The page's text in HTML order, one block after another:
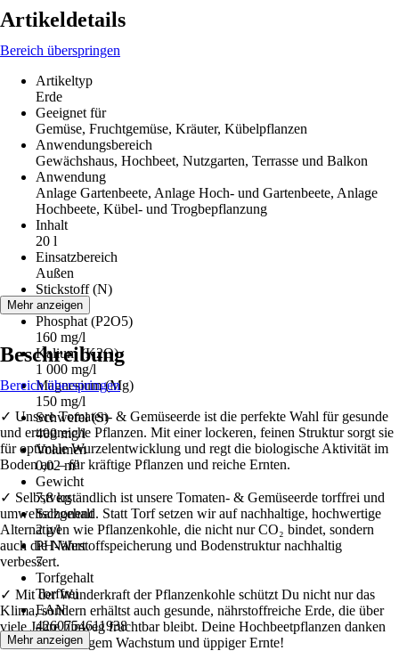
Artikeldetails
Bereich überspringen
Artikeltyp
Erde
Geeignet für
Gemüse, Fruchtgemüse, Kräuter, Kübelpflanzen
Anwendungsbereich
Gewächshaus, Hochbeet, Nutzgarten, Terrasse und Balkon
Anwendung
Anlage Gartenbeete, Anlage Hoch- und Gartenbeete, Anlage
Hochbeete, Kübel- und Trogbepflanzung
Inhalt
20 l
Einsatzbereich
Außen
Stickstoff (N)
100 mg/l
Phosphat (P2O5)
160 mg/l
Kalium (K2O)
1 000 mg/l
Magnesium (Mg)
150 mg/l
Schwefel (S)
400 mg/l
Volumen
0,02 m³
Gewicht
7,8 kg
Salzgehalt
2 g/l
PH-Wert
7
Torfgehalt
Torffrei
EAN
4260754611938
Mehr anzeigen
Beschreibung
Bereich überspringen
✓ Unsere Tomaten- & Gemüseerde ist die perfekte Wahl für gesunde
und ertragreiche Pflanzen. Mit einer lockeren, feinen Struktur sorgt sie
für optimale Wurzelentwicklung und regt die biologische Aktivität im
Boden an – für kräftige Pflanzen und reiche Ernten.
✓ Selbstverständlich ist unsere Tomaten- & Gemüseerde torffrei und
umweltschonend. Statt Torf setzen wir auf nachhaltige, hochwertige
Alternativen wie Pflanzenkohle, die nicht nur CO₂ bindet, sondern
auch die Nährstoffspeicherung und Bodenstruktur nachhaltig
verbessert.
✓ Mit der Wunderkraft der Pflanzenkohle schützt Du nicht nur das
Klima, sondern erhältst auch gesunde, nährstoffreiche Erde, die über
viele Jahre hinweg fruchtbar bleibt. Deine Hochbeetpflanzen danken
es Dir mit kräftigem Wachstum und üppiger Ernte!
Mehr anzeigen